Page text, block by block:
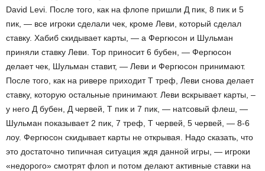
David Levi. После того, как на флопе пришли Д пик, 8 пик и 5
пик, — все игроки сделали чек, кроме Леви, который сделал
ставку. Хабиб скидывает карты, — а Фергюсон и Шульман
приняли ставку Леви. Тор приносит 6 бубен, — Фергюсон
делает чек, Шульман ставит, — Леви и Фергюсон принимают.
После того, как на ривере приходит Т треф, Леви снова делает
ставку, которую остальные принимают. Леви вскрывает карты, –
у него Д бубен, Д червей, Т пик и 7 пик, — натсовый флеш, —
Шульман показывает 2 пик, 7 треф, Т червей, 5 червей, — 8-6
лоу. Фергюсон скидывает карты не открывая. Надо сказать, что
это достаточно типичная ситуация ждя данной игры, — игроки
«недорого» смотрят флоп и потом делают активные ставки на